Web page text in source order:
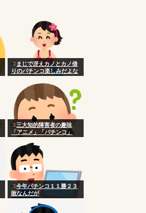
まじで冴えカノとカノ借
りのパチンコ楽しみだよな
三大知的障害者の趣味
「アニメ」「パチンコ」
今年パチンコ１１勝２３
敗なんだが